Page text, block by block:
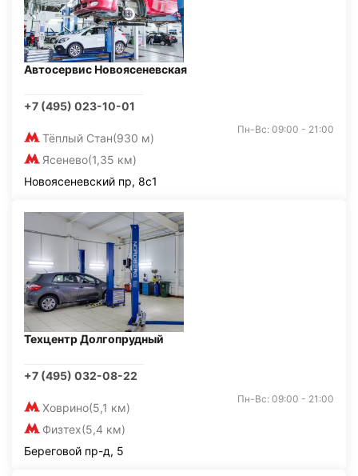
Автосервис Новоясеневская
+7 (495) 023-10-01
Тёплый Стан(930 м)
Ясенево(1,35 км)
Пн-Вс: 09:00 - 21:00
Новоясеневский пр, 8с1
Техцентр Долгопрудный
+7 (495) 032-08-22
Ховрино(5,1 км)
Физтех(5,4 км)
Пн-Вс: 09:00 - 21:00
Береговой пр-д, 5